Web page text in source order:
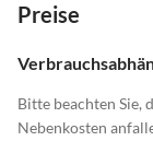
Preise
Bitte beachten Sie,
Nebenkosten